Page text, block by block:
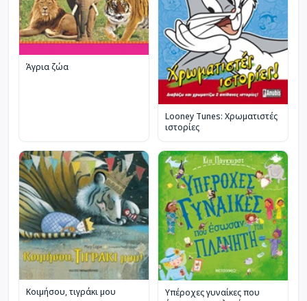
Άγρια ζώα
Looney Tunes: Χρωματιστές
ιστορίες
Κοιμήσου, τιγράκι μου
Υπέροχες γυναίκες που